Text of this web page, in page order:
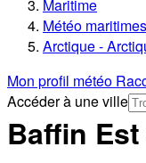
Maritime
Météo maritimes
Arctique -
Mon profil météo
Accéder à une ville
Baffin